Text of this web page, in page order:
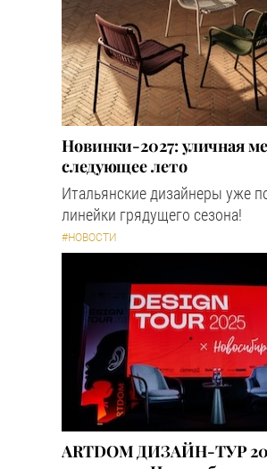
Новинки-2027: уличная
следующее лето
Итальянские дизайнеры уже
линейки грядущего сезона!
#НОВОСТИ
ARTDOM ДИЗАЙН-ТУР